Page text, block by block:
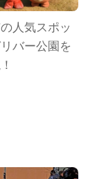
人気スポッ
リバー公園を